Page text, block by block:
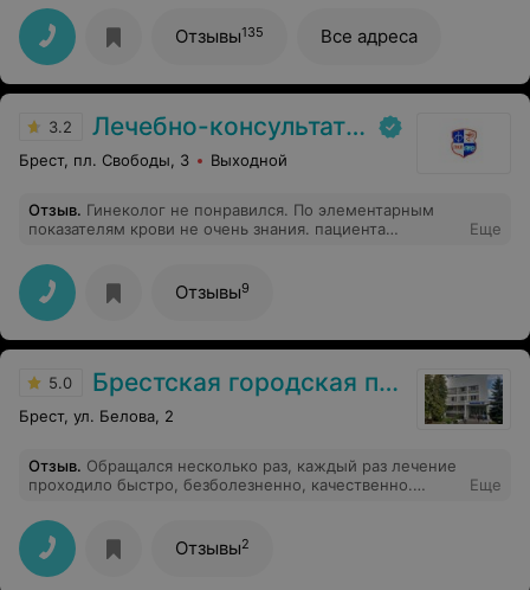
записалась Власовой О.Н. Доброжелательная и
приятная женщина, ответственный и знающий толк в
своей работе специалист. Сама процедура
безболезненная, и совсем не страшная. Спасибо врачу
за теплый прием и за терпение. Ответила на все мои
сюда же.
Отзывы135 Все адреса
3.2 Лечебно-консультативная поликлиника г. Брест
Брест, пл. Свободы, 3 Выходной
Отзыв. Гинеколог не понравился. По элементарным
показателям крови не очень знания. пациента
грамотами, ничего не впечатлило.
Еще
Отзывы9
5.0 Брестская городская поликлиника №2
Брест, ул. Белова, 2
Отзыв. Обращался несколько раз, каждый раз лечение
проходило быстро, безболезненно, качественно.
Еще
Отзывы2